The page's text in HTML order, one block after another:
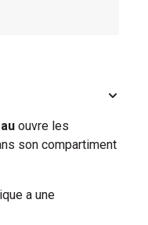
ouvre les
son compartiment
a une